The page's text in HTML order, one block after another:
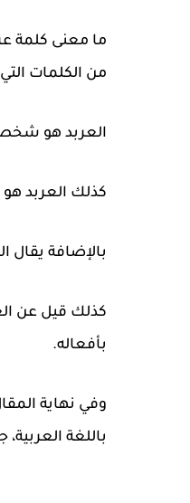
ما معنى كلمة
من الكلمات
العربد هو
كذلك العربد
بالإضافة يقال
كذلك قيل عن
بأفعاله.
وفي نهاية
باللغة